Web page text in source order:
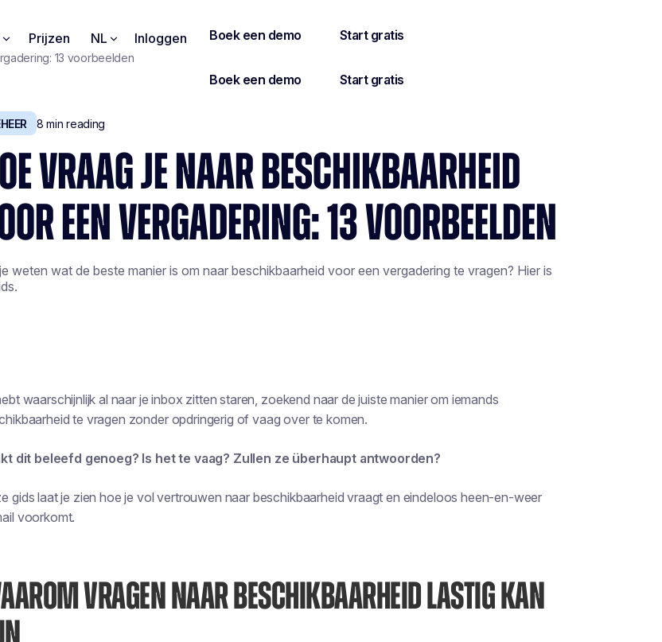
Prijzen NL Inloggen
13 voorbeelden
8 min reading
VRAAG JE NAAR BESCHIKBAARHEID
EEN VERGADERING: 13 VOORBEELDEN
weten wat de beste manier is om naar beschikbaarheid voor een vergadering te vragen? Hier is
waarschijnlijk al naar je inbox zitten staren, zoekend naar de juiste manier om iemands
te vragen zonder opdringerig of vaag over te komen.
dit beleefd genoeg? Is het te vaag? Zullen ze überhaupt antwoorden?
gids laat je zien hoe je vol vertrouwen naar beschikbaarheid vraagt en eindeloos heen-en-weer
voorkomt.
VRAGEN NAAR BESCHIKBAARHEID LASTIG KAN